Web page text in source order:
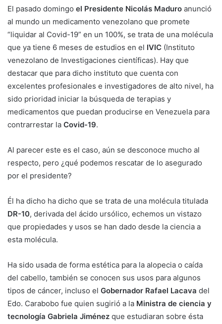
El pasado domingo el Presidente Nicolás Maduro anunció
al mundo un medicamento venezolano que promete
“liquidar al Covid-19” en un 100%, se trata de una molécula
que ya tiene 6 meses de estudios en el IVIC (Instituto
venezolano de Investigaciones científicas). Hay que
destacar que para dicho instituto que cuenta con
excelentes profesionales e investigadores de alto nivel, ha
sido prioridad iniciar la búsqueda de terapias y
medicamentos que puedan producirse en Venezuela para
contrarrestar la Covid-19.
Al parecer este es el caso, aún se desconoce mucho al
respecto, pero ¿qué podemos rescatar de lo asegurado
por el presidente?
Él ha dicho ha dicho que se trata de una molécula titulada
DR-10, derivada del ácido ursólico, echemos un vistazo
que propiedades y usos se han dado desde la ciencia a
esta molécula.
Ha sido usada de forma estética para la alopecia o caída
del cabello, también se conocen sus usos para algunos
tipos de cáncer, incluso el Gobernador Rafael Lacava del
Edo. Carabobo fue quien sugirió a la Ministra de ciencia y
tecnología Gabriela Jiménez que estudiaran sobre ésta